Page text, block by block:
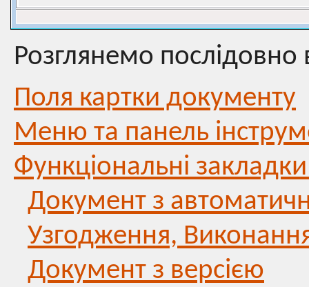
Розглянемо послідовно
Поля картки документу
Меню та панель
Функціональні
Документ з
Узгодження,
Документ з версією